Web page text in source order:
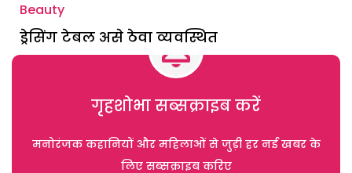
Beauty
ड्रेसिंग टेबल असे ठेवा व्यवस्थित
गृहशोभा सब्सक्राइब करें
मनोरंजक कहानियों और महिलाओं से जुड़ी हर नई खबर के
लिए सब्सक्राइब करिए